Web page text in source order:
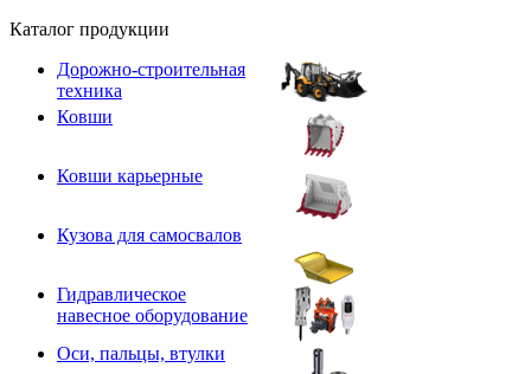
Каталог продукции
Дорожно-строительная
техника
Ковши
Ковши карьерные
Кузова для самосвалов
Гидравлическое
навесное оборудование
Оси, пальцы, втулки